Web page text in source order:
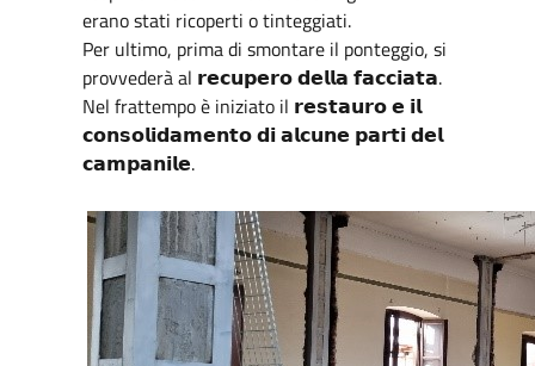
erano stati ricoperti o tinteggiati.
Per ultimo, prima di smontare il ponteggio, si
provvederà al 𝗿𝗲𝗰𝘂𝗽𝗲𝗿𝗼 𝗱𝗲𝗹𝗹𝗮 𝗳𝗮𝗰𝗰𝗶𝗮𝘁𝗮.
Nel frattempo è iniziato il 𝗿𝗲𝘀𝘁𝗮𝘂𝗿𝗼 𝗲 𝗶𝗹
𝗰𝗼𝗻𝘀𝗼𝗹𝗶𝗱𝗮𝗺𝗲𝗻𝘁𝗼 𝗱𝗶 𝗮𝗹𝗰𝘂𝗻𝗲 𝗽𝗮𝗿𝘁𝗶 𝗱𝗲𝗹
𝗰𝗮𝗺𝗽𝗮𝗻𝗶𝗹𝗲.